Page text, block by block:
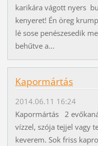
karikára vágott nyers
kenyeret! Én öreg
lé sose penészesedik
behűtve a...
Kapormártás
2014.06.11 16:24
Kapormártás 2
vízzel, szója tejjel vagy
keverem. Sok friss